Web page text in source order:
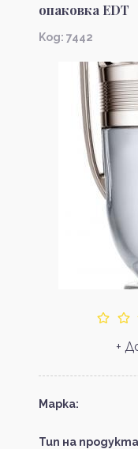
опаковка EDT
Kод: 7442
+
Марка:
Тип на